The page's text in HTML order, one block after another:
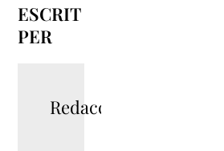
ESCRIT
PER
Redacció